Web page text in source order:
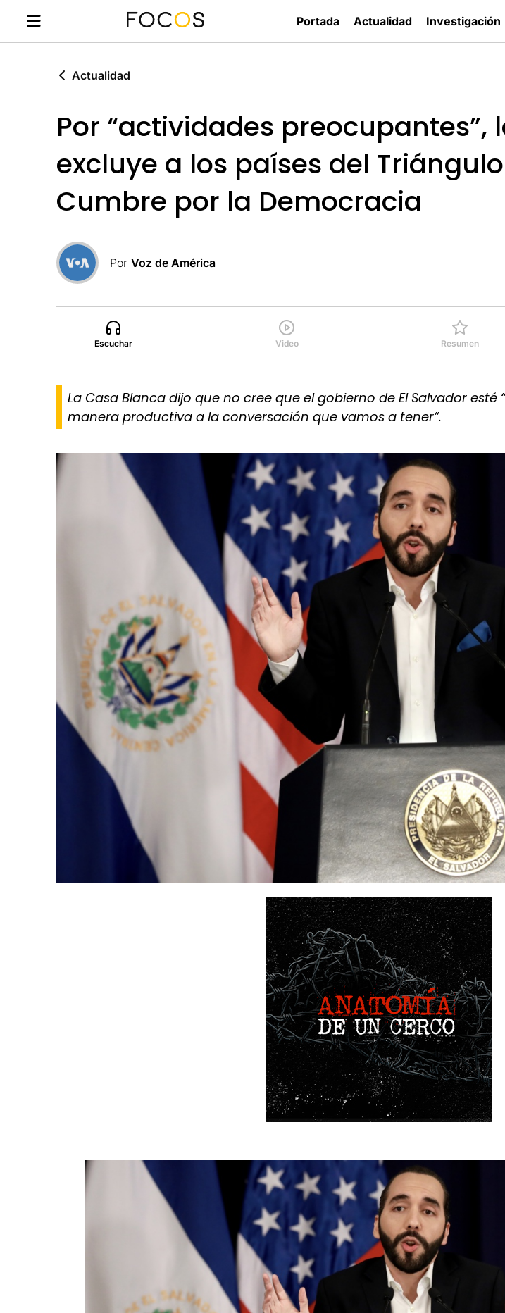
Portada Actualidad Investigación
Actualidad
Por “actividades preocupantes”,
excluye a los países del
Cumbre por la Democracia
Por Voz de América
Escuchar Video Resumen
La Casa Blanca dijo que no cree que el gobierno de El Salvador
manera productiva a la conversación que vamos a tener”.